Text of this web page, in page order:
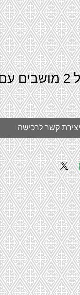
ספסל 2
יצירת קשר לרכישה